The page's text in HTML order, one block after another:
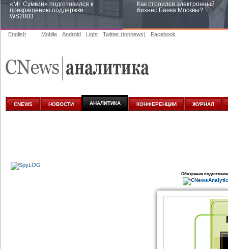
«Mr. Сумкин» подготовился к
прекращению поддержки
WS2003
Как строился электронный
бизнес Банка Москвы?
аналитике
English Mobile Android Light Twitter (topnews) Facebook
CNEWS НОВОСТИ АНАЛИТИКА КОНФЕРЕНЦИИ ЖУРНАЛ
Обозрение